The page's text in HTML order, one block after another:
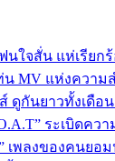
ใจสั่น แห่เรียกร้
MV แห่งความ
ดูกันยาวทั้งเดือ
ระเบิดค
เพลงของคน